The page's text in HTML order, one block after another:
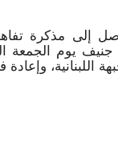
إلى مذكرة
جنيف يوم
اللبنانية،